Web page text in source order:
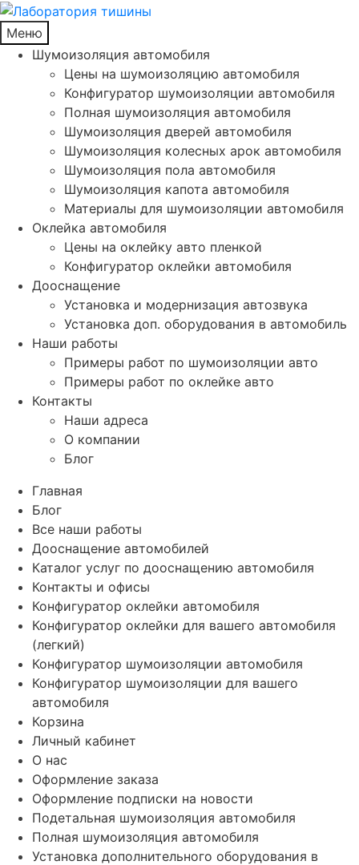
Меню
Шумоизоляция автомобиля
Цены на шумоизоляцию автомобиля
Конфигуратор шумоизоляции автомобиля
Полная шумоизоляция автомобиля
Шумоизоляция дверей автомобиля
Шумоизоляция колесных арок автомобиля
Шумоизоляция пола автомобиля
Шумоизоляция капота автомобиля
Материалы для шумоизоляции автомобиля
Оклейка автомобиля
Цены на оклейку авто пленкой
Конфигуратор оклейки автомобиля
Дооснащение
Установка и модернизация автозвука
Установка доп. оборудования в автомобиль
Наши работы
Примеры работ по шумоизоляции авто
Примеры работ по оклейке авто
Контакты
Наши адреса
О компании
Блог
Главная
Блог
Все наши работы
Дооснащение автомобилей
Каталог услуг по дооснащению автомобиля
Контакты и офисы
Конфигуратор оклейки автомобиля
Конфигуратор оклейки для вашего автомобиля
(легкий)
Конфигуратор шумоизоляции автомобиля
Конфигуратор шумоизоляции для вашего
автомобиля
Корзина
Личный кабинет
О нас
Оформление заказа
Оформление подписки на новости
Подетальная шумоизоляция автомобиля
Полная шумоизоляция автомобиля
Установка дополнительного оборудования в